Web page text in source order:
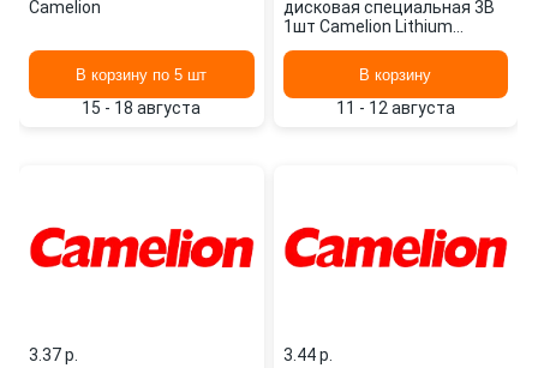
Camelion
В корзину по 5 шт
15 - 18 августа
дисковая специальная 3В
1шт Camelion Lithium
В корзину
11 - 12 августа
3.37 p.
3.44 p.